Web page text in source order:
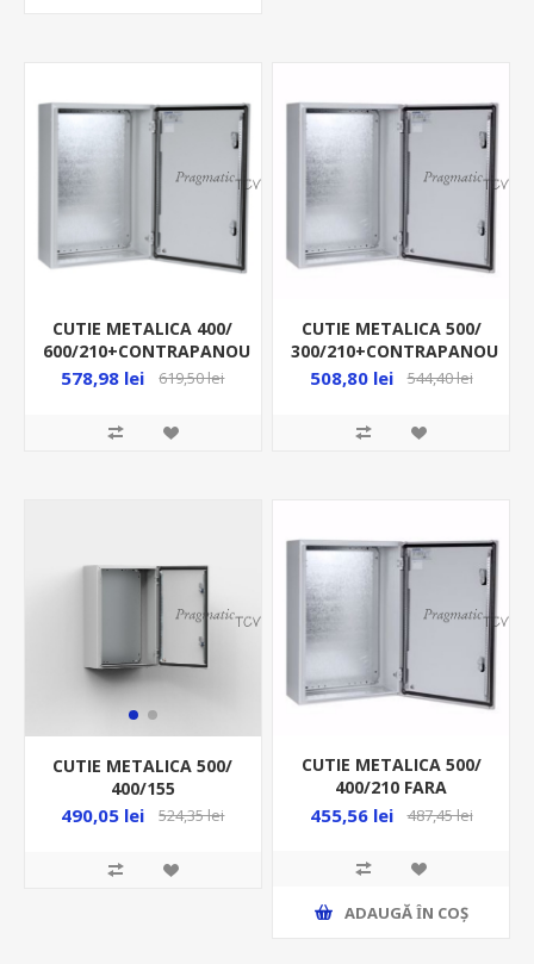
CUTIE METALICA 400/
600/210+CONTRAPANOU
IP66 MAS0406021R5
578,98 lei 619,50 lei
CUTIE METALICA 500/
300/210+CONTRAPANOU
IP66 MAS0503021R5
508,80 lei 544,40 lei
CUTIE METALICA 500/
400/155
+CONTRAPANOU IP66
490,05 lei 524,35 lei
CUTIE METALICA 500/
400/210 FARA
CONTRAPANOU IP60
455,56 lei 487,45 lei
ADAUGĂ ȊN COŞ